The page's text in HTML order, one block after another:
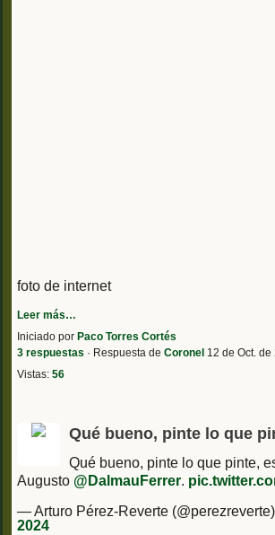
foto de internet
Leer más…
Iniciado por Paco Torres Cortés
3 respuestas · Respuesta de Coronel 12 de Oct. de
Vistas: 56
Qué bueno, pinte lo que
Qué bueno, pinte lo que pinte,
Augusto @DalmauFerrer.
— Arturo Pérez-Reverte (@perezreverte)
2024